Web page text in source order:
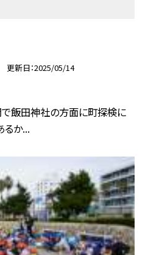
更新日 2025/05/14
飯田神社の方面に町探検に
るか...